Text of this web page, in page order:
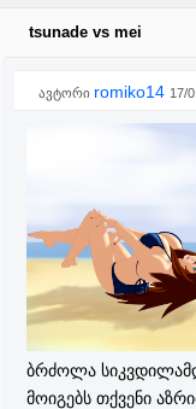
tsunade vs mei
ავტორი romiko14 17/
ბრძოლა
მოიგებს თქვენი